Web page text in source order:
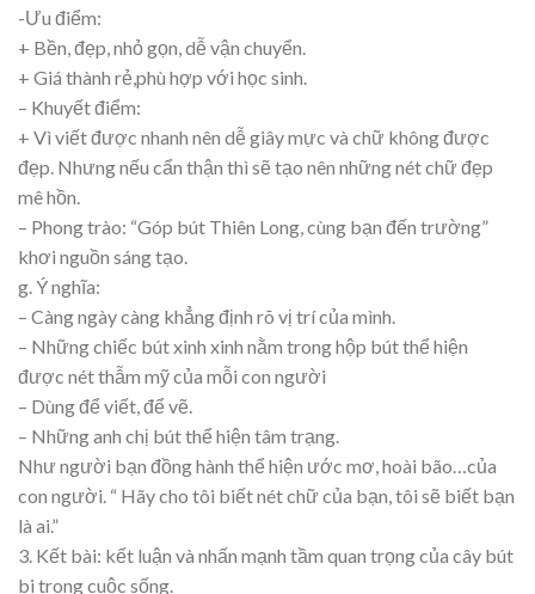
-Ưu điểm:
+ Bền, đẹp, nhỏ gọn, dễ vận chuyển.
+ Giá thành rẻ,phù hợp với học sinh.
– Khuyết điểm:
+ Vì viết được nhanh nên dễ giây mực và chữ không được
đẹp. Nhưng nếu cẩn thận thì sẽ tạo nên những nét chữ đẹp
mê hồn.
– Phong trào: “Góp bút Thiên Long, cùng bạn đến trường”
khơi nguồn sáng tạo.
g. Ý nghĩa:
– Càng ngày càng khẳng định rõ vị trí của mình.
– Những chiếc bút xinh xinh nằm trong hộp bút thể hiện
được nét thẫm mỹ của mỗi con người
– Dùng để viết, để vẽ.
– Những anh chị bút thể hiện tâm trạng.
Như người bạn đồng hành thể hiện ước mơ, hoài bão…của
con người. “ Hãy cho tôi biết nét chữ của bạn, tôi sẽ biết bạn
là ai.”
3. Kết bài: kết luận và nhấn mạnh tầm quan trọng của cây bút
bi trong cuộc sống.